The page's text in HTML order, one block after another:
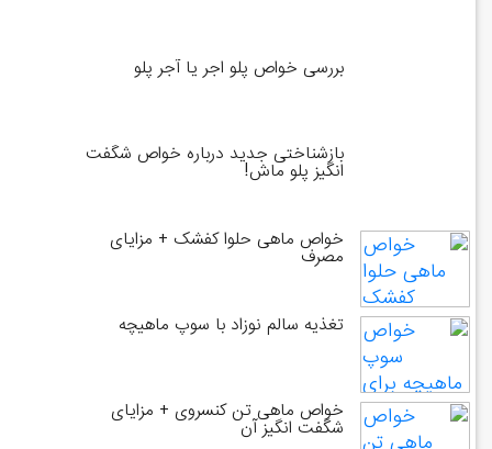
بررسی خواص پلو اجر یا آجر پلو
بازشناختی جدید درباره خواص شگفت
انگیز پلو ماش!
خواص ماهی حلوا کفشک + مزایای
مصرف
تغذیه سالم نوزاد با سوپ ماهیچه
خواص ماهی تن کنسروی + مزایای
شگفت انگیز آن